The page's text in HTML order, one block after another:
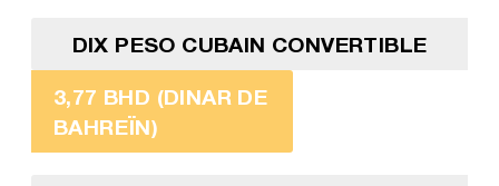
DIX PESO CUBAIN CONVERTIBLE
3,77 BHD (DINAR DE
BAHREÏN)